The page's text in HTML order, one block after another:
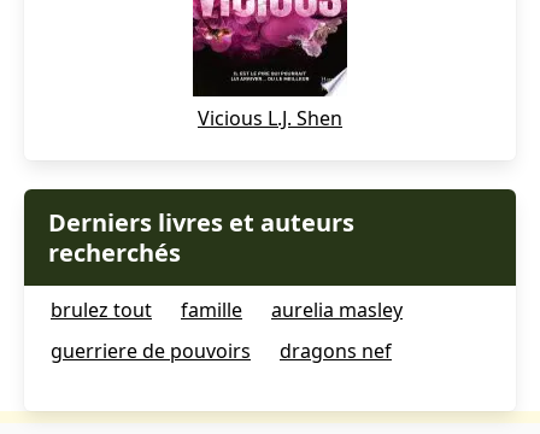
Vicious L.J. Shen
Derniers livres et auteurs
recherchés
brulez tout famille
aurelia masley
guerriere de pouvoirs
dragons nef